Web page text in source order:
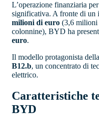
L’operazione finanziaria
significativa. A fronte di un
milioni di euro (3,6 milioni
colonnine), BYD ha
euro.
Il modello protagonista
B12.b, un concentrato di
elettrico.
Caratteristiche
BYD